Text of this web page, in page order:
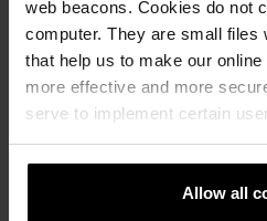
web beacons. Cookies do not
computer. They are small files
that help us to make our
more effective and more
serve to implement certain
Allow all
Референтни